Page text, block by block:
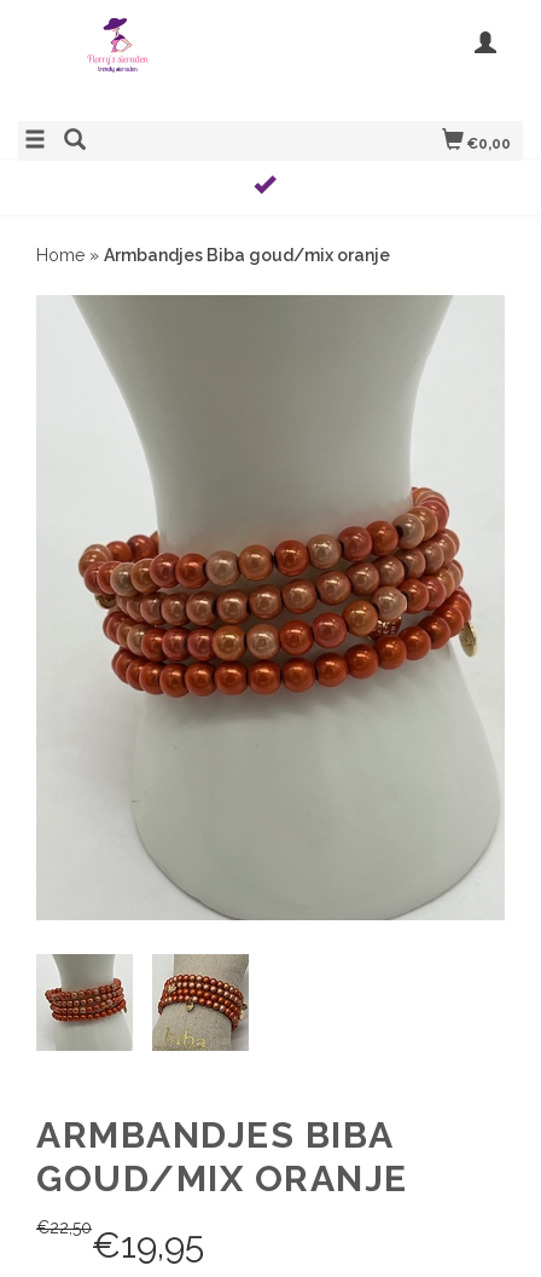
€0,00
Home » Armbandjes Biba goud/mix oranje
ARMBANDJES BIBA
GOUD/MIX ORANJE
€22,50€19,95